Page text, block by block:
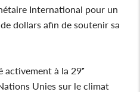
International pour un
dollars afin de soutenir sa
activement à la 29ᵉ
Unies sur le climat